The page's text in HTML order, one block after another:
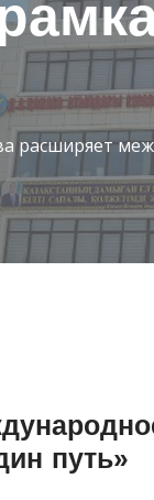
расширяет
путь»